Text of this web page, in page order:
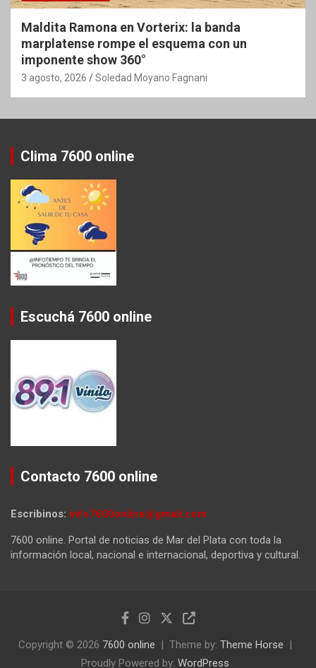
Maldita Ramona en Vorterix: la banda
marplatense rompe el esquema con un
imponente show 360°
3 agosto, 2026 Soledad Moyano Fagnani
Clima 7600 online
Escuchá 7600 online
Contacto 7600 online
Escribinos: info7600online@gmail.com
7600 online. Portal de noticias de Mar del Plata con toda la
información local, nacional e internacional, deportiva y cultural.
Copyright © 2026 7600 online Theme by: Theme Horse
Proudly Powered by: WordPress